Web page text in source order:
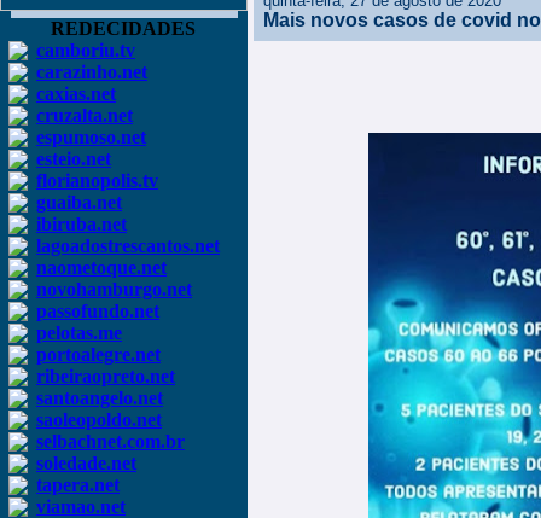
REDECIDADES
camboriu.tv
carazinho.net
caxias.net
cruzalta.net
espumoso.net
esteio.net
florianopolis.tv
guaiba.net
ibiruba.net
lagoadostrescantos.net
naometoque.net
novohamburgo.net
passofundo.net
pelotas.me
portoalegre.net
ribeiraopreto.net
santoangelo.net
saoleopoldo.net
selbachnet.com.br
soledade.net
tapera.net
viamao.net
Mais novos casos de covid